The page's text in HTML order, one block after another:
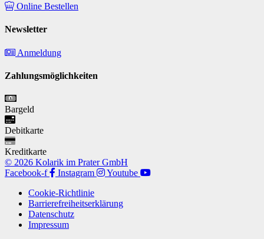
Online Bestellen
Newsletter
Anmeldung
Zahlungsmöglichkeiten
Bargeld
Debitkarte
Kreditkarte
© 2026 Kolarik im Prater GmbH
Facebook-f
Instagram
Youtube
Cookie-Richtlinie
Barrierefreiheitserklärung
Datenschutz
Impressum